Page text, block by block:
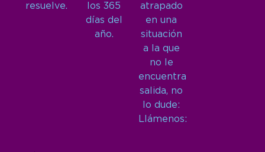
resuelve.
los 365
días del
año.
atrapado
en una
situación
a la que
no le
encuentra
salida, no
lo dude:
Llámenos: